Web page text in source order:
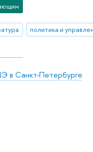
политика и
в Санкт-Петербурге